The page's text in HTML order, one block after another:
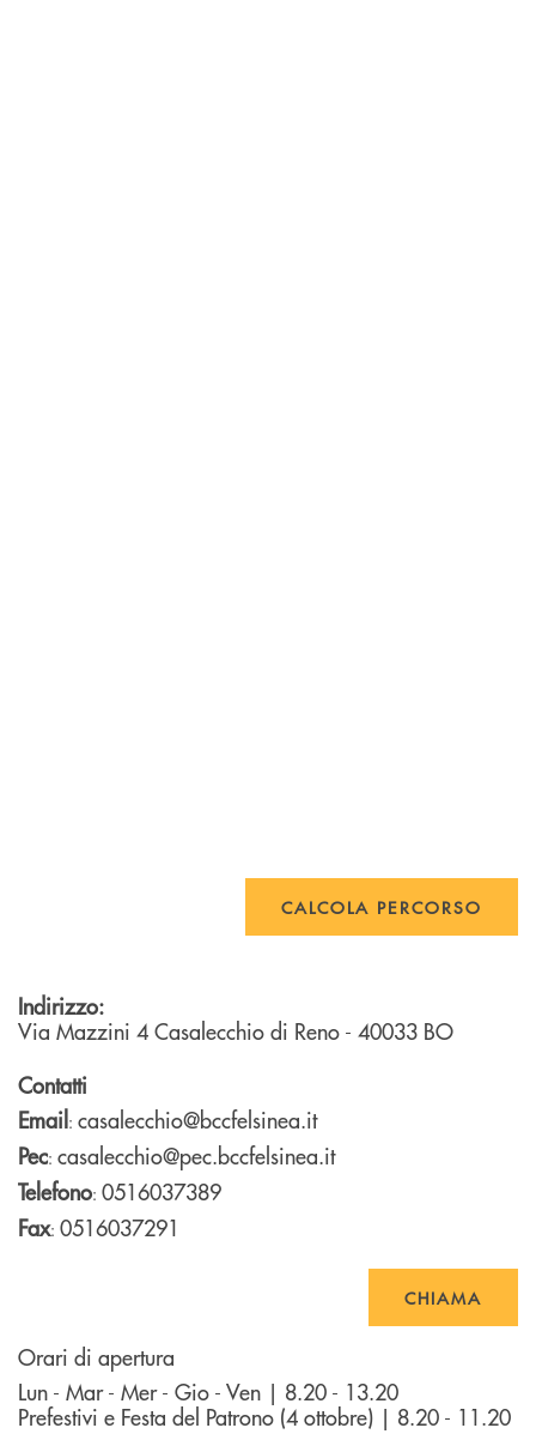
CALCOLA PERCORSO
Indirizzo:
Via Mazzini 4 Casalecchio di Reno - 40033 BO
Contatti
Email : casalecchio@bccfelsinea.it
Pec: casalecchio@pec.bccfelsinea.it
Telefono: 0516037389
Fax: 0516037291
CHIAMA
Orari di apertura
Lun - Mar - Mer - Gio - Ven | 8.20 - 13.20
Prefestivi e Festa del Patrono (4 ottobre) | 8.20 - 11.20